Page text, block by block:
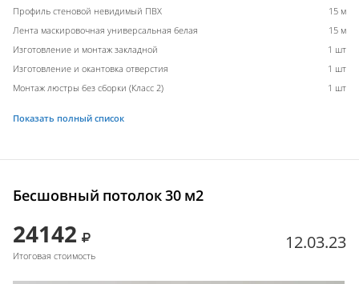
Профиль стеновой невидимый ПВХ
15 м
Лента маскировочная универсальная белая
15 м
Изготовление и монтаж закладной
1 шт
Изготовление и окантовка отверстия
1 шт
Монтаж люстры без сборки (Класс 2)
1 шт
Показать полный список
Бесшовный потолок 30 м2
24142
Итоговая стоимость
12.03.23